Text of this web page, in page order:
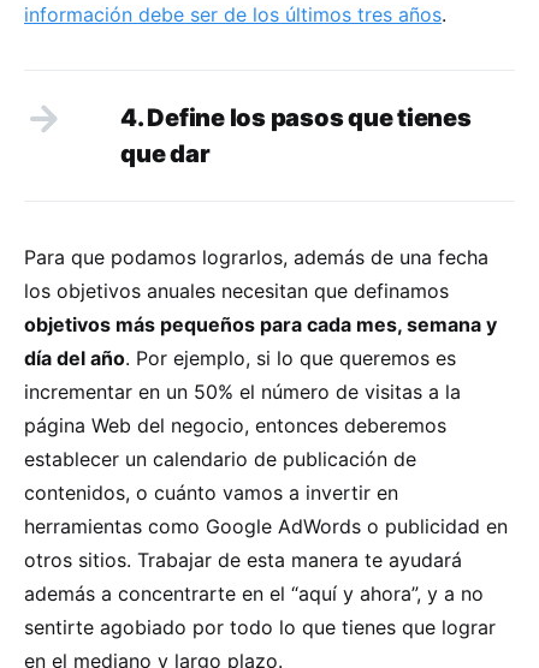
información debe ser de los últimos tres años.
4. Define los pasos que tienes
que dar
Para que podamos lograrlos, además de una fecha
los objetivos anuales necesitan que definamos
objetivos más pequeños para cada mes, semana y
día del año. Por ejemplo, si lo que queremos es
incrementar en un 50% el número de visitas a la
página Web del negocio, entonces deberemos
establecer un calendario de publicación de
contenidos, o cuánto vamos a invertir en
herramientas como Google AdWords o publicidad en
otros sitios. Trabajar de esta manera te ayudará
además a concentrarte en el “aquí y ahora”, y a no
sentirte agobiado por todo lo que tienes que lograr
en el mediano y largo plazo.